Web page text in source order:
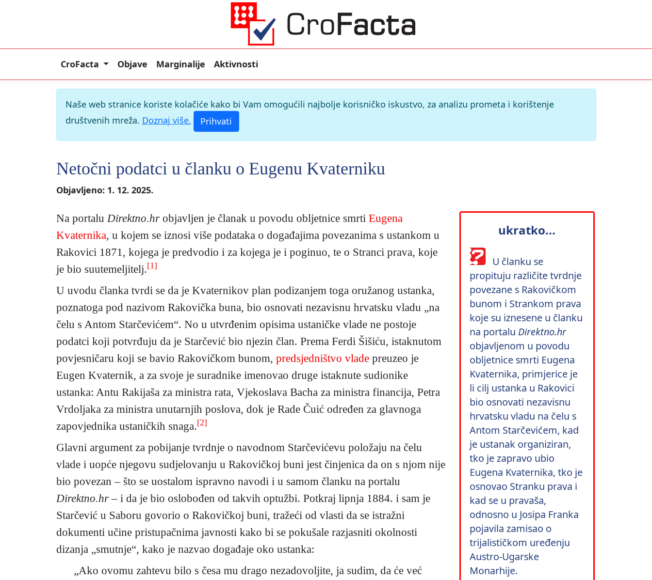
CroFacta Objave Marginalije Aktivnosti
Naše web stranice koriste kolačiće kako bi Vam omogućili najbolje korisničko iskustvo, za analizu prometa i korištenje
društvenih mreža. Doznaj više. Prihvati
Netočni podatci u članku o Eugenu Kvaterniku
Objavljeno: 1. 12. 2025.
ukratko...
U članku se
propituju različite tvrdnje
povezane s Rakovičkom
bunom i Strankom prava
koje su iznesene u članku
na portalu Direktno.hr
objavljenom u povodu
obljetnice smrti Eugena
Kvaternika, primjerice je
li cilj ustanka u Rakovici
bio osnovati nezavisnu
hrvatsku vladu na čelu s
Antom Starčevićem, kad
je ustanak organiziran,
tko je zapravo ubio
Eugena Kvaternika, tko je
osnovao Stranku prava i
kad se u pravaša,
odnosno u Josipa Franka
pojavila zamisao o
trijalističkom uređenju
Austro-Ugarske
Monarhije.
Na portalu Direktno.hrobjavljen je članak u povodu obljetnice smrti Eugena
Kvaternika, u kojem se iznosi više podataka o događajima povezanima s ustankom u
Rakovici 1871, kojega je predvodio i za kojega je i poginuo, te o Stranci prava, koje
je bio suutemeljitelj.[1]
U uvodu članka tvrdi se da je Kvaternikov plan podizanjem toga oružanog ustanka,
poznatoga pod nazivom Rakovička buna, bio osnovati nezavisnu hrvatsku vladu „na
čelu s Antom Starčevićem“. No u utvrđenim opisima ustaničke vlade ne postoje
podatci koji potvrđuju da je Starčević bio njezin član. Prema Ferdi Šišiću, istaknutom
povjesničaru koji se bavio Rakovičkom bunom, predsjedništvo vladepreuzeo je
Eugen Kvaternik, a za svoje je suradnike imenovao druge istaknute sudionike
ustanka: Antu Rakijaša za ministra rata, Vjekoslava Bacha za ministra financija, Petra
Vrdoljaka za ministra unutarnjih poslova, dok je Rade Čuić određen za glavnoga
zapovjednika ustaničkih snaga.[2]
Glavni argument za pobijanje tvrdnje o navodnom Starčevićevu položaju na čelu
vlade i uopće njegovu sudjelovanju u Rakovičkoj buni jest činjenica da on s njom nije
bio povezan – što se uostalom ispravno navodi i u samom članku na portalu
Direktno.hr –i da je bio oslobođen od takvih optužbi. Potkraj lipnja 1884. i sam je
Starčević u Saboru govorio o Rakovičkoj buni, tražeći od vlasti da se istražni
dokumenti učine pristupačnima javnosti kako bi se pokušale razjasniti okolnosti
dizanja „smutnje“, kako je nazvao događaje oko ustanka:
„Ako ovomu zahtevu bilo s česa mu drago nezadovoljite, ja sudim, da će već